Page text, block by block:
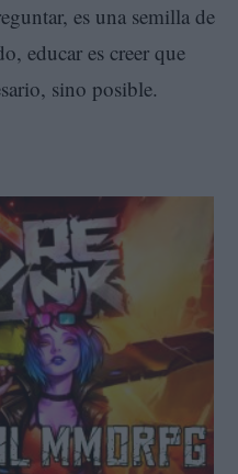
es una semilla de
educar es creer que
sino posible.